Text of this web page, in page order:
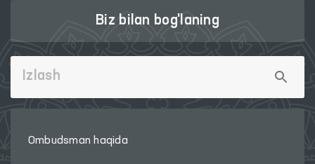
Biz bilan bog'laning
Ombudsman haqida